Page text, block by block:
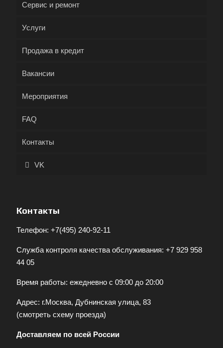
Сервис и ремонт
Услуги
Продажа в кредит
Вакансии
Мероприятия
FAQ
Контакты
VK
Контакты
Телефон: +7(495) 240-92-11
Служба контроля качества обслуживания: +7 929 958
44 05
Время работы: ежедневно с 09:00 до 20:00
Адрес: г.Москва, Дубнинская улица, 83
(смотреть схему проезда)
Доставляем по всей России